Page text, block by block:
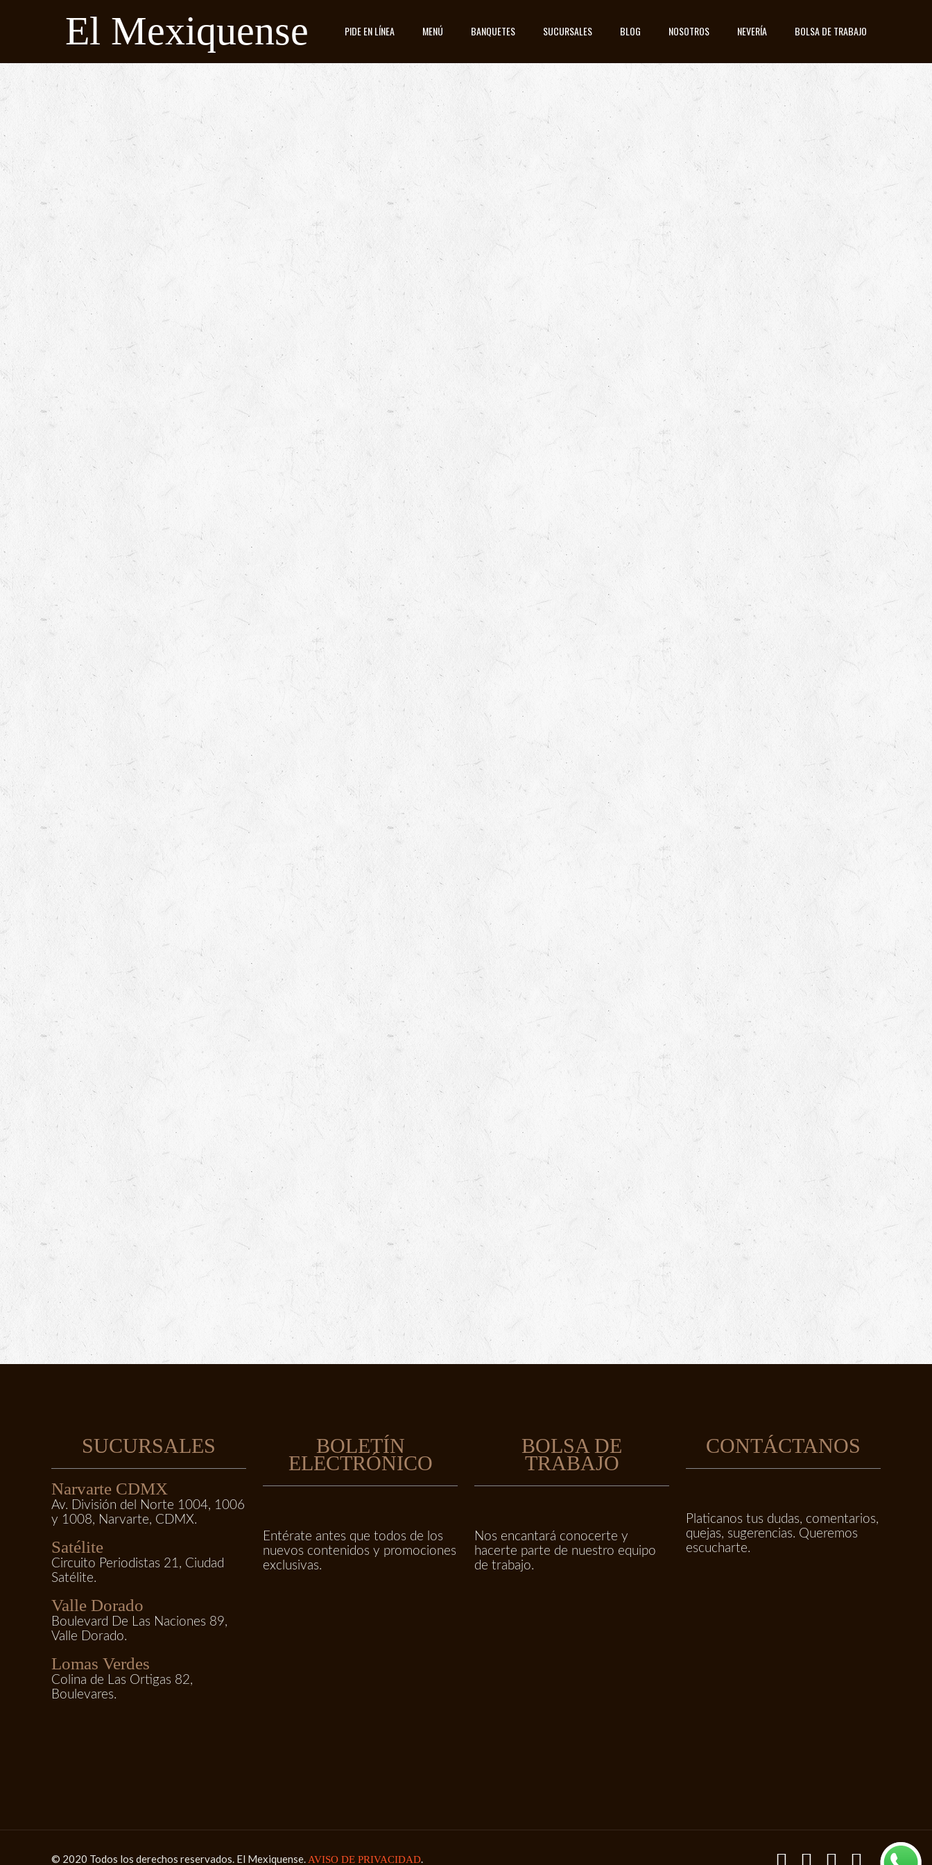
El Mexiquense PIDE EN LÍNEA MENÚ BANQUETES SUCURSALES BLOG NOSOTROS NEVERÍA BOLSA DE TRABAJO
SUCURSALES
Narvarte CDMX
Av. División del Norte 1004, 1006
y 1008, Narvarte, CDMX.
Satélite
Circuito Periodistas 21, Ciudad
Satélite.
Valle Dorado
Boulevard De Las Naciones 89,
Valle Dorado.
Lomas Verdes
Colina de Las Ortigas 82,
Boulevares.
BOLETÍN
ELECTRÓNICO
Entérate antes que todos de los
nuevos contenidos y promociones
exclusivas.
BOLSA DE
TRABAJO
Nos encantará conocerte y
hacerte parte de nuestro equipo
de trabajo.
CONTÁCTANOS
Platicanos tus dudas, comentarios,
quejas, sugerencias. Queremos
escucharte.
© 2020 Todos los derechos reservados. El Mexiquense. AVISO DE PRIVACIDAD.